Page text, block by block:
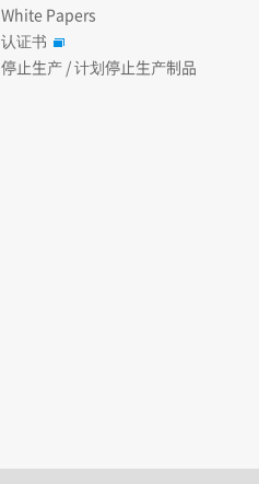
White Papers
认证书
停止生产 / 计划停止生产制品